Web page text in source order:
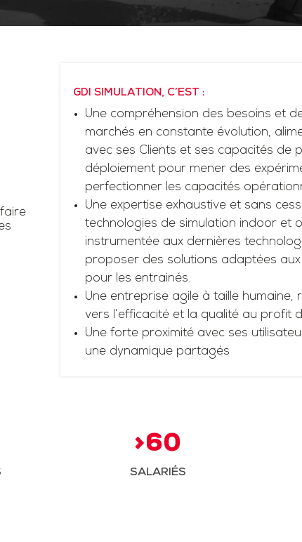
GDI SIMULATION, C’EST :
Une compréhension des besoins et
marchés en constante évolution,
avec ses Clients et ses capacités de
déploiement pour mener des
perfectionner les capacités
Une expertise exhaustive et sans
technologies de simulation indoor et
instrumentée aux dernières
proposer des solutions adaptées
pour les entrainés.
Une entreprise agile à taille humaine,
vers l’efficacité et la qualité au profit
Une forte proximité avec ses
une dynamique partagés
>60
SALARIÉS